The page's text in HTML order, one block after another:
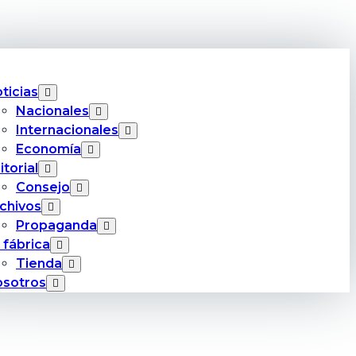
Nacionales
Internacionales
Economía
Consejo
Propaganda
fábrica
Tienda